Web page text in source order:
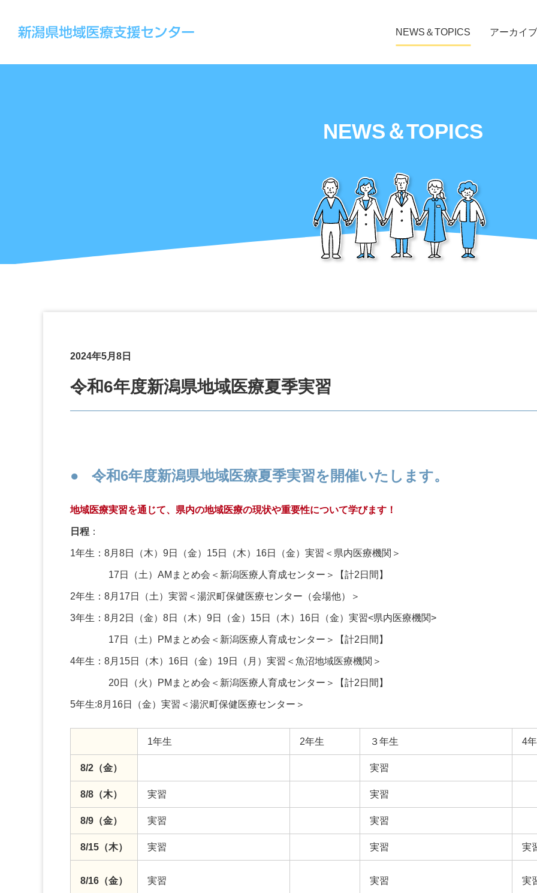
NEWS＆TOPICS アーカイブ
NEWS＆TOPICS
令和6年度新潟県地域医療夏季実習
2024年5月8日
令和6年度新潟県地域医療夏季実習を開催いたします。
地域医療実習を通じて、県内の地域医療の現状や重要性について学びます！
日程 ：
1年生：8月8日（木）9日（金）15日（木）16日（金）実習＜県内医療機関＞
17日（土）AMまとめ会＜新潟医療人育成センター＞【計2日間】
2年生：8月17日（土）実習＜湯沢町保健医療センター（会場他）＞
3年生：8月2日（金）8日（木）9日（金）15日（木）16日（金）実習<県内医療機関>
17日（土）PMまとめ会＜新潟医療人育成センター＞【計2日間】
4年生：8月15日（木）16日（金）19日（月）実習＜魚沼地域医療機関＞
20日（火）PMまとめ会＜新潟医療人育成センター＞【計2日間】
5年生:8月16日（金）実習＜湯沢町保健医療センター＞
1年生 2年生 ３年生 4
8/2（金） 実習
8/8（木） 実習 実習
8/9（金） 実習 実習
8/15（木） 実習 実習 実
8/16（金） 実習 実習 実